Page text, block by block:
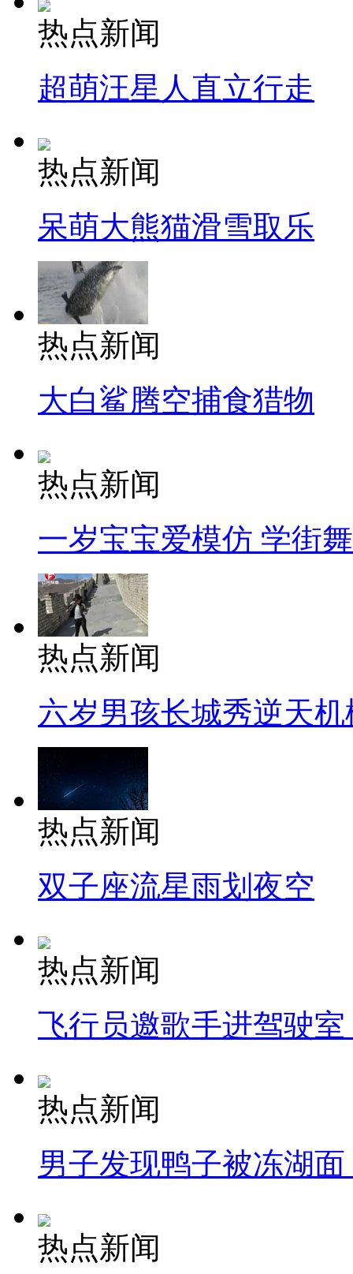
热点新闻
超萌汪星人直立行走
热点新闻
呆萌大熊猫滑雪取乐
热点新闻
大白鲨腾空捕食猎物
热点新闻
一岁宝宝爱模仿 学街
热点新闻
六岁男孩长城秀逆天机
热点新闻
双子座流星雨划夜空
热点新闻
飞行员邀歌手进驾驶
热点新闻
男子发现鸭子被冻湖
热点新闻